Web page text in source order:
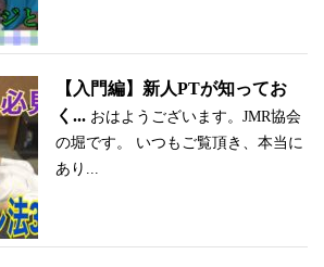
【入門編】新人PTが知ってお
く... おはようございます。JMR協会
の堀です。 いつもご覧頂き、本当に
あり...